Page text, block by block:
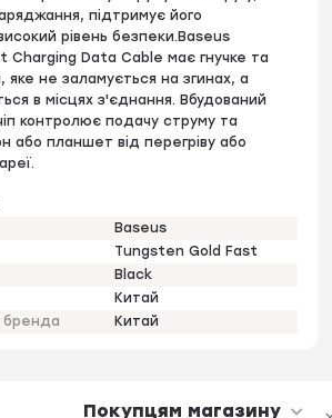
підтримує його
рівень безпеки.Baseus
Charging Data Cable має гнучке та
яке не заламується на згинах, а
в місцях з'єднання. Вбудований
контролює подачу струму та
або планшет від перегріву або
Baseus
Tungsten Gold Fast
Black
Китай
бренда
Китай
Покупцям магазину